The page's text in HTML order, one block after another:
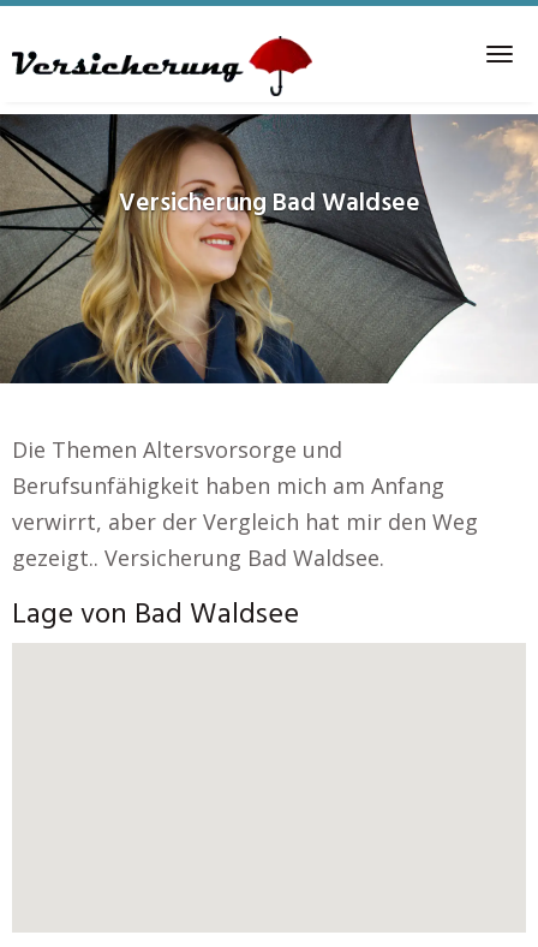
to
content
VersicherungBad Waldsee
Die Themen Altersvorsorge und
Berufsunfähigkeit haben mich am Anfang
verwirrt, aber der Vergleich hat mir den Weg
gezeigt.. Versicherung Bad Waldsee.
Lage von Bad Waldsee